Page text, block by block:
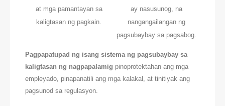
at mga pamantayan sa
kaligtasan ng pagkain.
ay nasusunog, na
nangangailangan ng
pagsubaybay sa pagsabog.
Pagpapatupad ng isang sistema ng pagsubaybay sa
kaligtasan ng nagpapalamig pinoprotektahan ang mga
empleyado, pinapanatili ang mga kalakal, at tinitiyak ang
pagsunod sa regulasyon.